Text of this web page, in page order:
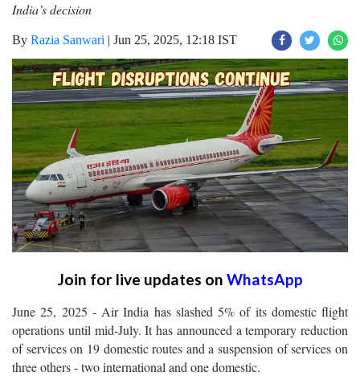
India’s decision
By Razia Sanwari | Jun 25, 2025, 12:18 IST
Join for live updates on WhatsApp
June 25, 2025 - Air India has slashed 5% of its domestic flight
operations until mid-July. It has announced a temporary reduction
of services on 19 domestic routes and a suspension of services on
three others - two international and one domestic.